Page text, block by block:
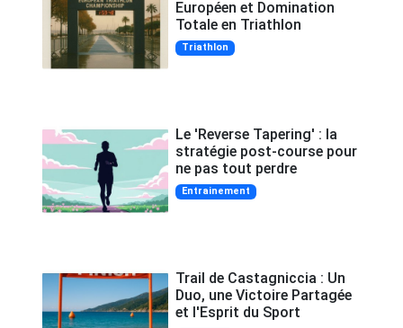
Européen et Domination
Totale en Triathlon
Triathlon
Le 'Reverse Tapering' : la
stratégie post-course pour
ne pas tout perdre
Entrainement
Trail de Castagniccia : Un
Duo, une Victoire Partagée
et l'Esprit du Sport